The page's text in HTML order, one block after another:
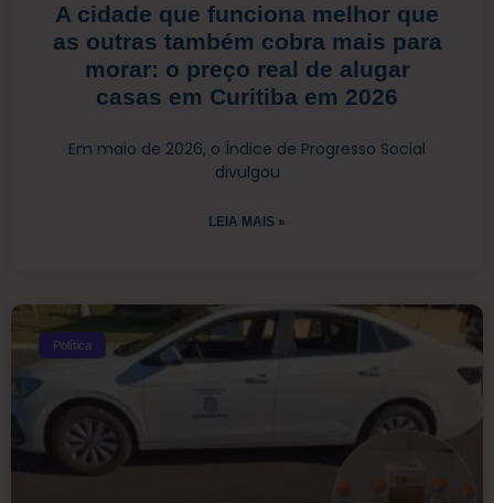
A cidade que funciona melhor que
as outras também cobra mais para
morar: o preço real de alugar
casas em Curitiba em 2026
Em maio de 2026, o Índice de Progresso Social
divulgou
LEIA MAIS »
Política